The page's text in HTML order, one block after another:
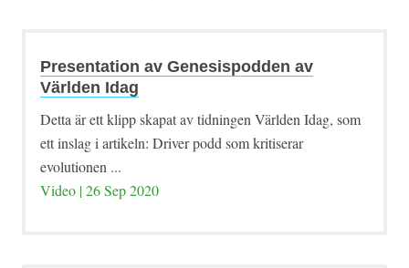
Presentation av Genesispodden av
Världen Idag
Detta är ett klipp skapat av tidningen Världen Idag, som
ett inslag i artikeln: Driver podd som kritiserar
evolutionen ...
Video | 26 Sep 2020